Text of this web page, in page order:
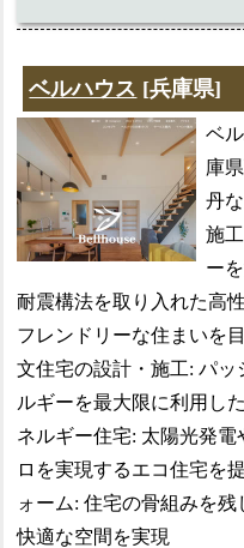
ベルハウス [兵庫県]
ベ
庫
丹
施
ー
耐震構法を取り入れた高
フレンドリーな住まいを
文住宅の設計・施工: パ
ルギーを最大限に利用し
ネルギー住宅: 太陽光発
ロを実現するエコ住宅を
ォーム: 住宅の骨組みを
快適な空間を実現